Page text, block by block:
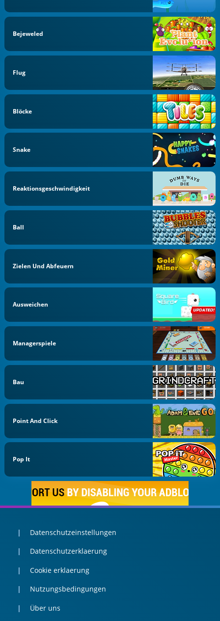
Bejeweled
Flug
Blöcke
Snake
Reaktionsgeschwindigkeit
Ball
Zielen Und Abfeuern
Ausweichen
Managerspiele
Bau
Point And Click
Pop It
Datenschutzeinstellungen
Datenschutzerklaerung
Cookie erklaerung
Nutzungsbedingungen
Über uns